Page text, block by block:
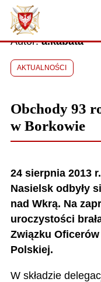
DOKUMENTY
WŁADZE
RELACJE
KONTAKT
26.08.2013
Autor:a.kabata
AKTUALNOŚCI
Obchody 93
w Borkowie
24 sierpnia 2013
Nasielsk odbyły
nad Wkrą. Na
uroczystości
Związku
Polskiej.
W składzie